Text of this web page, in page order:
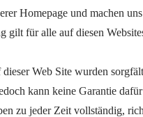
Homepage und machen
gilt für alle auf diesen
Web Site wurden
kann keine Garantie dafür
zu jeder Zeit vollständig,